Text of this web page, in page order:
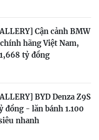
Cận cảnh BMW
hãng Việt Nam,
tỷ đồng
BYD Denza Z9S
đồng - lăn bánh 1.100
nhanh